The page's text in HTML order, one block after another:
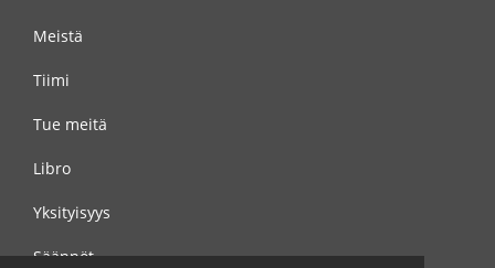
Meistä
Tiimi
Tue meitä
Libro
Yksityisyys
Säännöt